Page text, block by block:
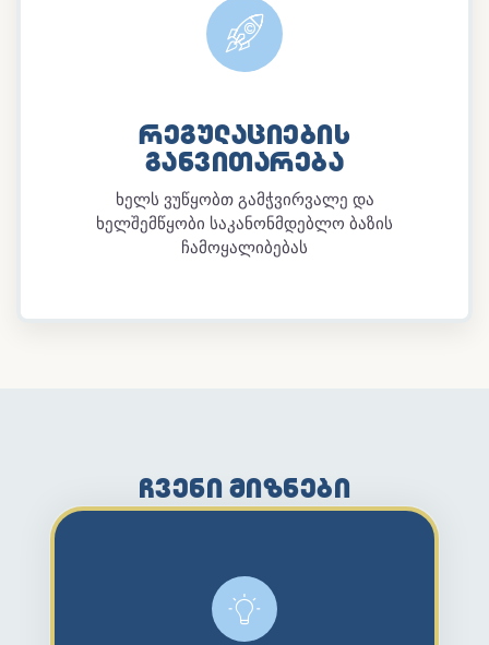
ᲠᲔᲒᲣᲚᲐᲪᲘᲔᲑᲘᲡ
ᲒᲐᲜᲕᲘᲗᲐᲠᲔᲑᲐ
ხელს ვუწყობთ გამჭვირვალე და
ხელშემწყობი საკანონმდებლო ბაზის
ჩამოყალიბებას
ᲩᲕᲔᲜᲘ ᲛᲘᲖᲜᲔᲑᲘ